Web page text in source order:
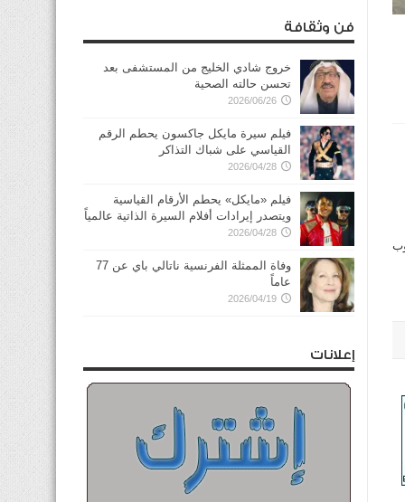
فن وثقافة
خروج شادي الخليج من المستشفى بعد
تحسن حالته الصحية
2026/06/26
فيلم سيرة مايكل جاكسون يحطم الرقم
القياسي على شباك التذاكر
2026/04/28
فيلم «مايكل» يحطم الأرقام القياسية
ويتصدر إيرادات أفلام السيرة الذاتية عالمياً
2026/04/28
وفاة الممثلة الفرنسية ناتالي باي عن 77
عاماً
2026/04/19
إعلانات